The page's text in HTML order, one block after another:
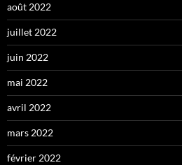
août 2022
juillet 2022
juin 2022
mai 2022
avril 2022
mars 2022
février 2022